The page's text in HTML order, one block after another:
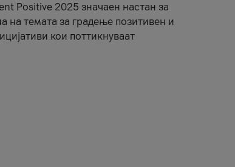
Positive 2025 значаен настан за
на темата за градење позитивен и
кои поттикнуваат